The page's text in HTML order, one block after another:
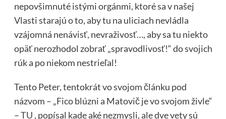
nepovšimnuté istými orgánmi, ktoré sa v našej
Vlasti starajú o to, aby tu na uliciach nevládla
vzájomná nenávisť, nevraživosť…, aby sa tu niekto
opäť nerozhodol zobrať „spravodlivosť!“ do svojich
rúk a po niekom nestrieľal!
Tento Peter, tentokrát vo svojom článku pod
názvom – „Fico blúzni a Matovič je vo svojom živle“
–TU , popísal kade aké nezmysli, ale dve vety sú